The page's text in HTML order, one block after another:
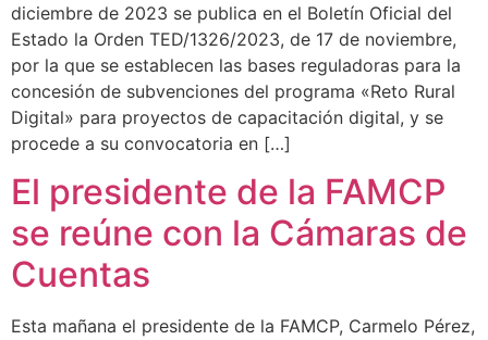
diciembre de 2023 se publica en el Boletín Oficial del
Estado la Orden TED/1326/2023, de 17 de noviembre,
por la que se establecen las bases reguladoras para la
concesión de subvenciones del programa «Reto Rural
Digital» para proyectos de capacitación digital, y se
procede a su convocatoria en […]
El presidente de la FAMCP
se reúne con la Cámaras de
Cuentas
Esta mañana el presidente de la FAMCP, Carmelo Pérez,